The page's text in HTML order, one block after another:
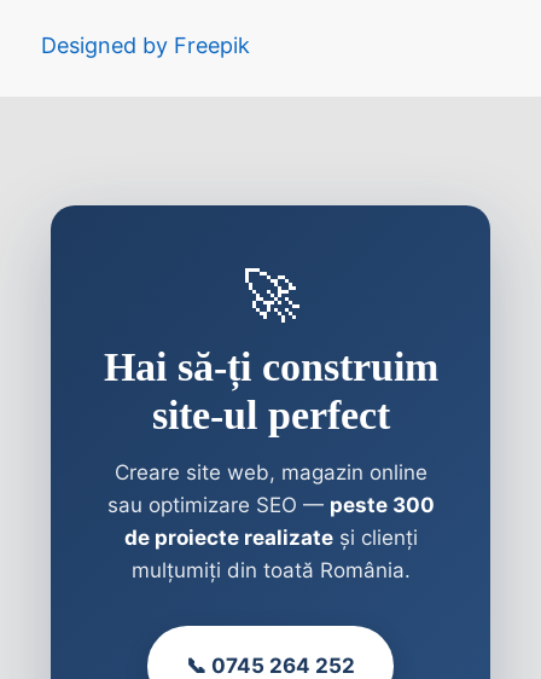
Designed by Freepik
🚀
Hai să-ți construim
site-ul perfect
Creare site web, magazin online
sau optimizare SEO — peste 300
de proiecte realizateși clienți
mulțumiți din toată România.
📞 0745 264 252